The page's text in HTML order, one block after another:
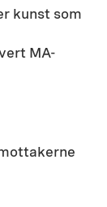
kunst som
MA-